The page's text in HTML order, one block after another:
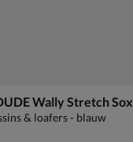
Wally Stretch Sox
& loafers - blauw